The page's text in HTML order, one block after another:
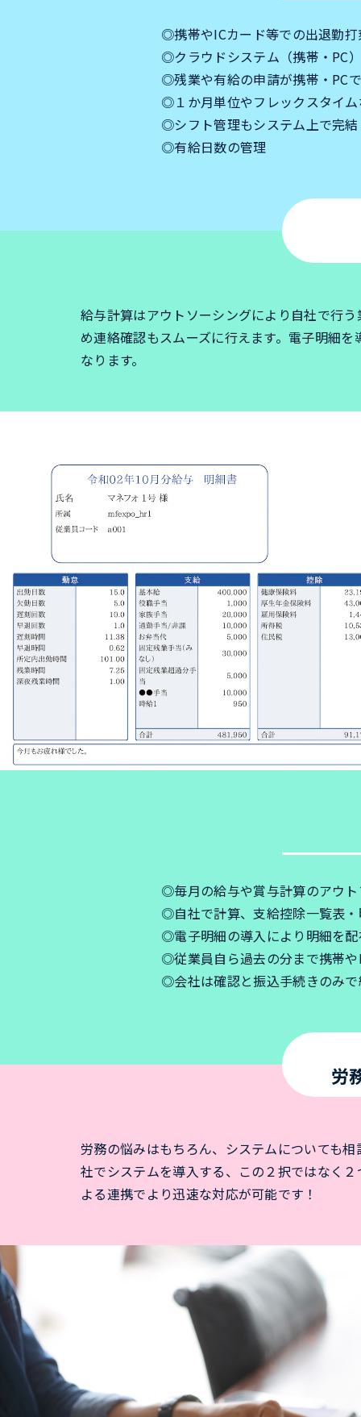
◎携帯やICカード等での出退勤打
◎クラウドシステム（携帯・PC
◎残業や有給の申請が携帯・PC
◎１か月単位やフレックスタイ
◎シフト管理もシステム上で完結
◎有給日数の管理
給与計算はアウトソーシングにより自社で行
め連絡確認もスムーズに行えます。電子明細
なります。
◎毎月の給与や賞与計算のアウ
◎自社で計算、支給控除一覧表
◎電子明細の導入により明細を
◎従業員自ら過去の分まで携帯
◎会社は確認と振込手続きのみ
労
労務の悩みはもちろん、システムについても
社でシステムを導入する、この２択ではなく
よる連携でより迅速な対応が可能です！